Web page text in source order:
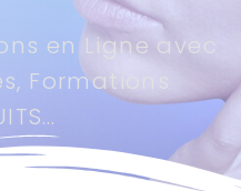
en Ligne avec
Formations